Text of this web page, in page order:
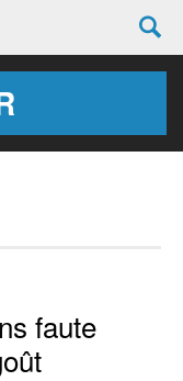
faute